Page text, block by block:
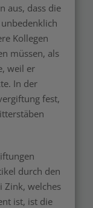
aus, dass die
Kollegen
müssen, als
weil er
In der
fest,
durch den
Zink, welches
ist, ist die